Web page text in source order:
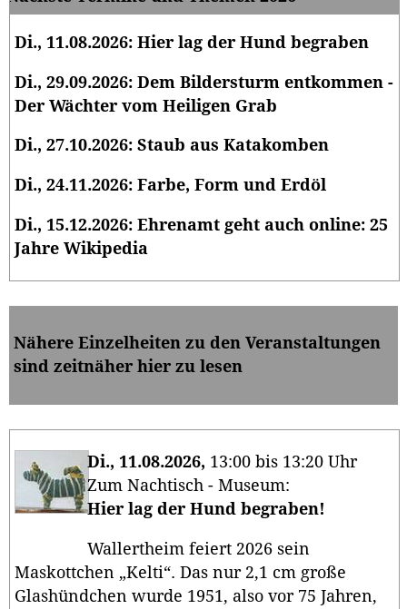
Di., 11.08.2026: Hier lag der Hund begraben
Di., 29.09.2026: Dem Bildersturm entkommen -
Der Wächter vom Heiligen Grab
Di., 27.10.2026: Staub aus Katakomben
Di., 24.11.2026: Farbe, Form und Erdöl
Di., 15.12.2026: Ehrenamt geht auch online: 25
Jahre Wikipedia
Nähere Einzelheiten zu den Veranstaltungen
sind zeitnäher hier zu lesen
Di., 11.08.2026, 13:00 bis 13:20 Uhr
Zum Nachtisch - Museum:
Hier lag der Hund begraben!
Wallertheim feiert 2026 sein
Maskottchen „Kelti“. Das nur 2,1 cm große
Glashündchen wurde 1951, also vor 75 Jahren,